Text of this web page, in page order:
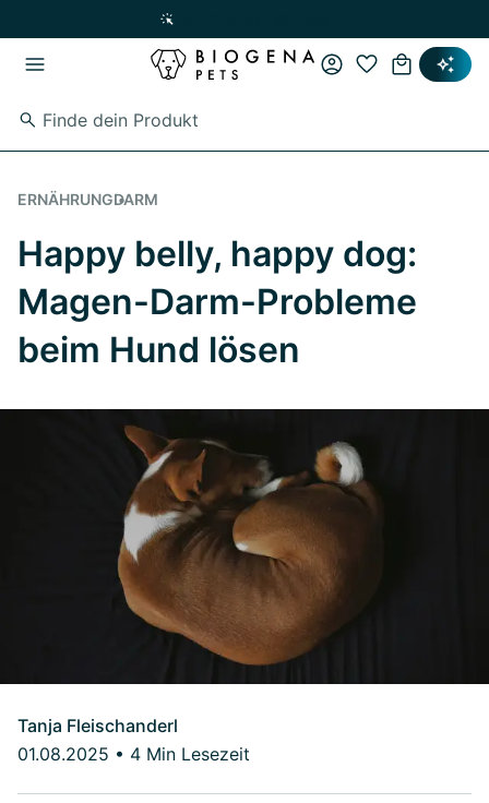
Zum Hauptinhalt springen
Zur Hauptnavigation springen
ERNÄHRUNGDARM
Happy belly, happy dog:
Magen-Darm-Probleme
beim Hund lösen
Tanja Fleischanderl
01.08.2025 • 4 Min Lesezeit